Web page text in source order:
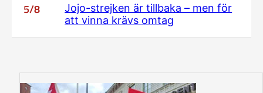
5/8
Jojo-strejken är tillbaka – men för
att vinna krävs omtag